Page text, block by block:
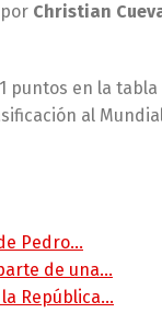
Christian
puntos en la
al
Pedro…
de una…
República…